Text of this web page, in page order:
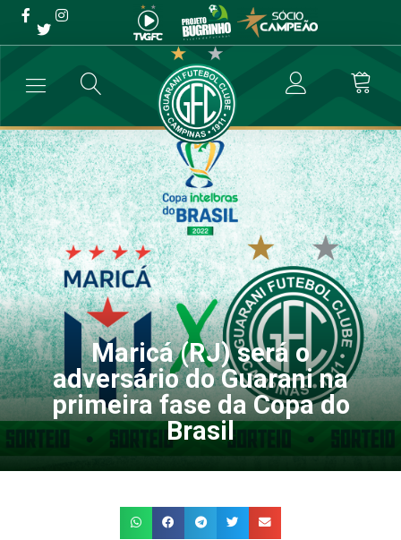
Maricá (RJ) será o
adversário do Guarani na
primeira fase da Copa do
Brasil
→ Futebol Profissional → Maricá (RJ) será o adversário do Guarani
Maricá (RJ) será o
adversário do Guarani na
primeira fase da Copa do
Brasil